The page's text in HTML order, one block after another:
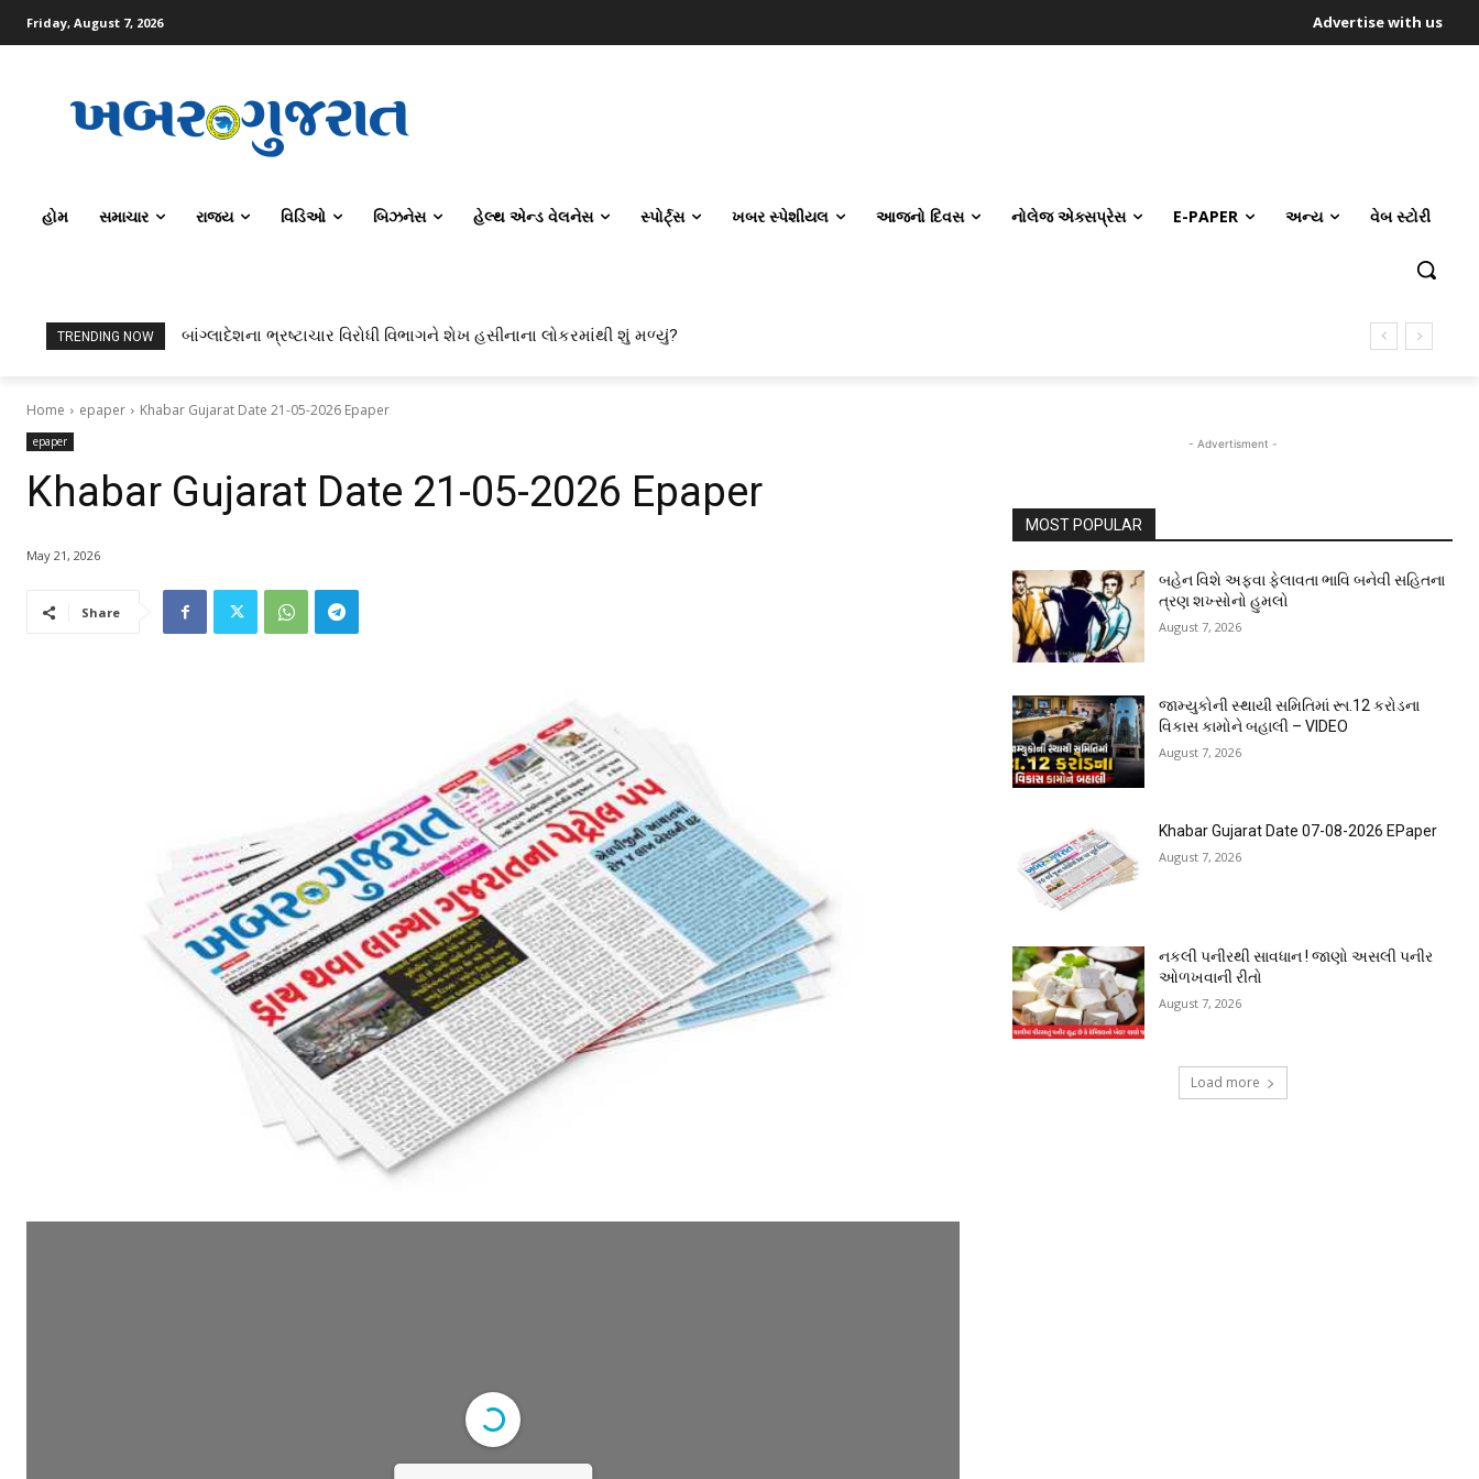
Friday, August 7, 2026 Advertise with us
હોમ સમાચાર રાજ્ય વિડિઓ બિઝનેસ હેલ્થ એન્ડ વેલનેસ સ્પોર્ટ્સ ખબર સ્પેશીયલ આજનો દિવસ નોલેજ એક્સપ્રેસ E-PAPER અન્ય વેબ સ્ટોરી
TRENDING NOW બાંગ્લાદેશના ભ્રષ્ટાચાર વિરોધી વિભાગને શેખ હસીનાના લોકરમાંથી શું મળ્યું?
Home epaper Khabar Gujarat Date 21-05-2026 Epaper
epaper
Khabar Gujarat Date 21-05-2026 Epaper
May 21, 2026
Share
- Advertisment -
MOST POPULAR
બહેન વિશે અફવા ફેલાવતા ભાવિ બનેવી સહિતના
ત્રણ શખ્સોનો હુમલો
August 7, 2026
જામ્યુકોની સ્થાયી સમિતિમાં રૂા.12 કરોડના
વિકાસ કામોને બહાલી – VIDEO
August 7, 2026
Khabar Gujarat Date 07-08-2026 EPaper
August 7, 2026
નકલી પનીરથી સાવધાન ! જાણો અસલી પનીર
ઓળખવાની રીતો
August 7, 2026
Load more